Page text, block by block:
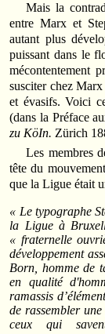
Mais la
entre Marx et
autant plus
puissant dans le
mécontentement
susciter chez
et évasifs. Voici
(dans la Préface
zu KöIn. Zürich
Les membres
tête du
que la Ligue était
« Le typographe
la Ligue à
« fraternelle
développement
Born, homme de
en qualité
ramassis
de rassembler
ceux qui